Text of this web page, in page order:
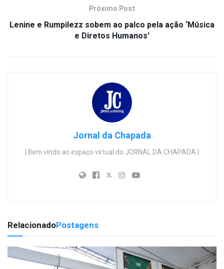
Próximo Post
Lenine e Rumpilezz sobem ao palco pela ação ‘Música
e Diretos Humanos’
Jornal da Chapada
| Bem vindo ao espaço virtual do JORNAL DA CHAPADA |
RelacionadoPostagens